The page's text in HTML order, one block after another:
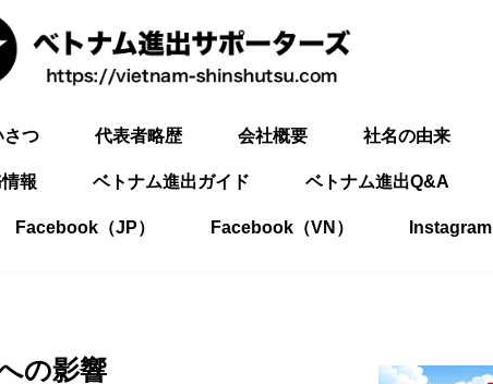
さつ 代表者略歴 会社概要 社名の由来
報 ベトナム進出ガイド ベトナム進出Q&A
Facebook（JP） Facebook（VN） Instagram
の影響